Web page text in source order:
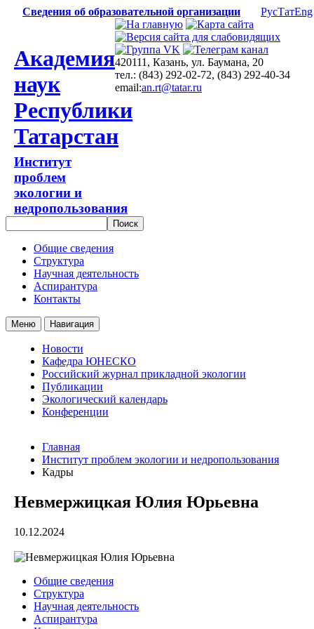
Сведения об образовательной организации РусТатEng
Академия
наук
Республики
Татарстан
Институт
проблем
экологии и
недропользования
420111, Казань, ул. Баумана, 20
тел.: (843) 292-02-72, (843) 292-40-34
email:an.rt@tatar.ru
Общие сведения
Структура
Научная деятельность
Аспирантура
Контакты
Меню Навигация
Новости
Кафедра ЮНЕСКО
Российский журнал прикладной экологии
Публикации
Экологический календарь
Конференции
Главная
Институт проблем экологии и недропользования
Кадры
Невмержицкая Юлия Юрьевна
10.12.2024
Общие сведения
Структура
Научная деятельность
Аспирантура